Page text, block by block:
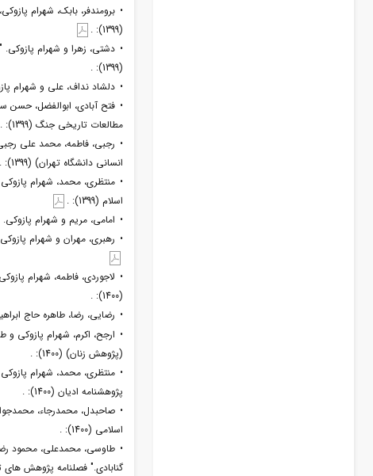
• برومندفر، بابک، شهرام
(1399): .
• دشتی، زهرا و شهرام پازوکی.
(1399): .
• دلشاد نداف، علی و شهرام
• فتح آبادی، ابوالفضل، حسن
مطالعات تاریخی جنگ (1399): .
• رجبی، فاطمه، محمد علی
انسانی دانشگاه تهران) (1399): .
• منتظری، محمد، شهرام
اسلام (1399): .
• امامی، مریم و شهرام پازوکی.
• رهبری، مهران و شهرام
• لاجوردی، فاطمه، شهرام
(1400): .
• رضایی، رضا، طاهره حاج
• ارجح، اکرم، شهرام پازوکی
(پژوهش زنان) (1400): .
• منتظری، محمد، شهرام
پژوهشنامه ادیان (1400): .
• صاحبدل، محمدرجاء،
اسلامی (1400): .
• طاوسی، محمدعلی، محمود
گنابادی." فصلنامه پژوهش های